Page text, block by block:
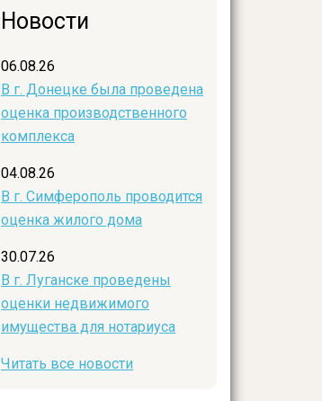
Новости
06.08.26
В г. Донецке была проведена
оценка производственного
комплекса
04.08.26
В г. Симферополь проводится
оценка жилого дома
30.07.26
В г. Луганске проведены
оценки недвижимого
имущества для нотариуса
Читать все новости